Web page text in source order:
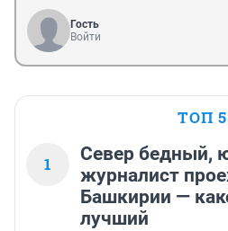
Гость
Войти
ТОП 5
1
Север бедный,
журналист
Башкирии —
лучший